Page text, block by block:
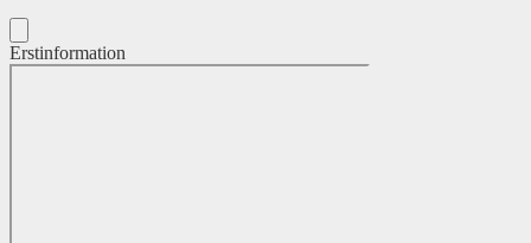
Erstinformation